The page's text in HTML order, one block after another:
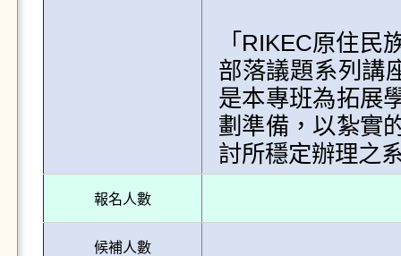
「RIKEC原住
部落議題系列講
是本專班為拓展
劃準備，以紮實
討所穩定辦理之
報名人數
候補人數